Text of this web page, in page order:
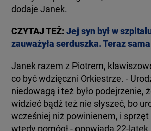
dodaje Janek.
CZYTAJ TEŻ:Jej syn był w
zauważyła serduszka. Teraz
Janek razem z Piotrem,
co być wdzięczni Orkiestrze. -
niedowagą i też było podejrzenie,
widzieć bądź też nie słyszeć, bo
wcześniej niż powinienem, i sprzęt
wtedy pomógł - opowiada 22-latek.